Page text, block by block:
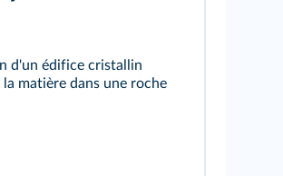
d'un édifice cristallin
la matière dans une roche